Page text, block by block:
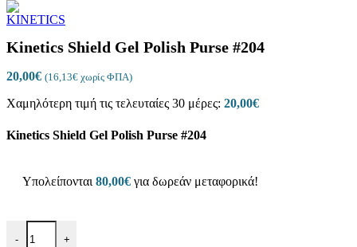
Kinetics Shield Gel Polish Purse #204
20,00€ (16,13€ χωρίς ΦΠΑ)
Χαμηλότερη τιμή τις τελευταίες 30 μέρες: 20,00€
Kinetics Shield Gel Polish Purse #204
Υπολείπονται 80,00€ για δωρεάν μεταφορικά!
- +